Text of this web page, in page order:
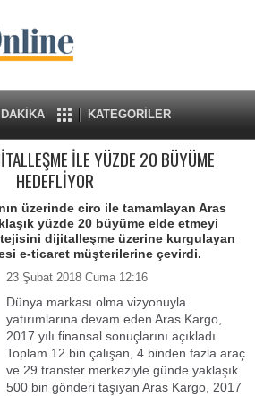
KATEGORİLER
İLE YÜZDE 20 BÜYÜME
HEDEFLİYOR
üzerinde ciro ile tamamlayan Aras
yüzde 20 büyüme elde etmeyi
dijitalleşme üzerine kurgulayan
e-ticaret müşterilerine çevirdi.
23 Şubat 2018 Cuma 12:16
Dünya markası olma vizyonuyla
yatırımlarına devam eden Aras Kargo,
2017 yılı finansal sonuçlarını açıkladı.
Toplam 12 bin çalışan, 4 binden fazla araç
ve 29 transfer merkeziyle günde yaklaşık
500 bin gönderi taşıyan Aras Kargo, 2017